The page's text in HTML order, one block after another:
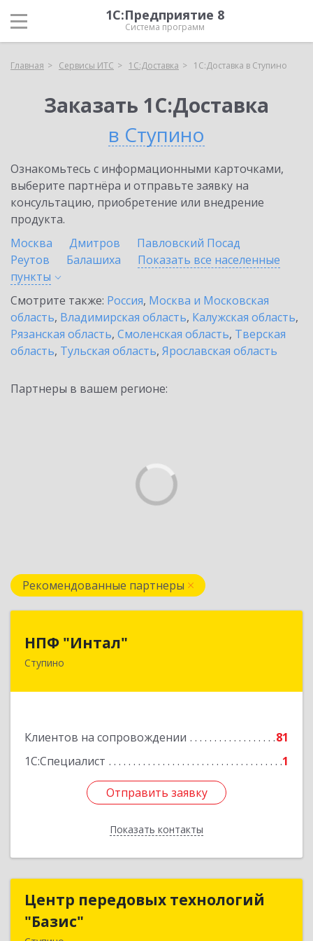
1С:Предприятие 8
Система программ
Главная Сервисы ИТС 1С:Доставка 1С:Доставка в Ступино
Заказать 1С:Доставка
в Ступино
Ознакомьтесь с информационными карточками,
выберите партнёра и отправьте заявку на
консультацию, приобретение или внедрение
продукта.
Москва
Дмитров
Павловский Посад
Реутов
Балашиха
Показать все населенные
пункты
Смотрите также: Россия, Москва и Московская
область, Владимирская область, Калужская область,
Рязанская область, Смоленская область, Тверская
область, Тульская область, Ярославская область
Партнеры в вашем регионе:
Рекомендованные партнеры
НПФ "Интал"
Ступино
Клиентов на сопровождении
81
1С:Специалист
1
Отправить заявку
Показать контакты
142800, Московская обл, Ступинский р-н,
Отправить заявку
Назад
Центр передовых технологий
"Базис"
Центр передовых технологий